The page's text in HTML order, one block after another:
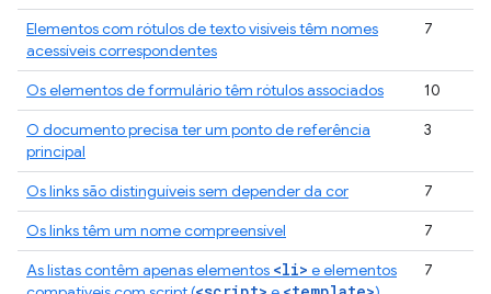
Elementos com rótulos de texto visíveis têm nomes
acessíveis correspondentes
7
Os elementos de formulário têm rótulos associados
10
O documento precisa ter um ponto de referência
principal
3
Os links são distinguíveis sem depender da cor
7
Os links têm um nome compreensível
7
As listas contêm apenas elementos <li> e elementos
7